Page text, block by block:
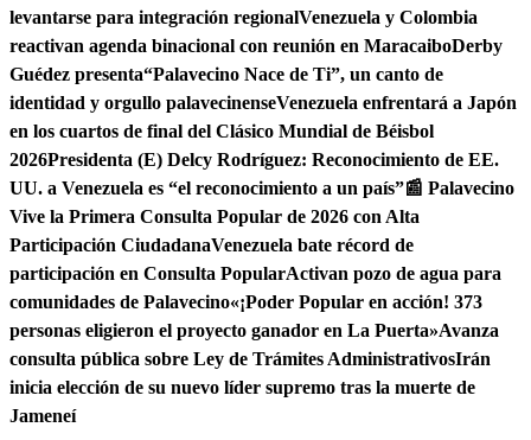
levantarse para integración regionalVenezuela y Colombia
reactivan agenda binacional con reunión en MaracaiboDerby
Guédez presenta“Palavecino Nace de Ti”, un canto de
identidad y orgullo palavecinenseVenezuela enfrentará a Japón
en los cuartos de final del Clásico Mundial de Béisbol
2026Presidenta (E) Delcy Rodríguez: Reconocimiento de EE.
UU. a Venezuela es “el reconocimiento a un país”📰 Palavecino
Vive la Primera Consulta Popular de 2026 con Alta
Participación CiudadanaVenezuela bate récord de
participación en Consulta PopularActivan pozo de agua para
comunidades de Palavecino«¡Poder Popular en acción! 373
personas eligieron el proyecto ganador en La Puerta»Avanza
consulta pública sobre Ley de Trámites AdministrativosIrán
inicia elección de su nuevo líder supremo tras la muerte de
Jameneí